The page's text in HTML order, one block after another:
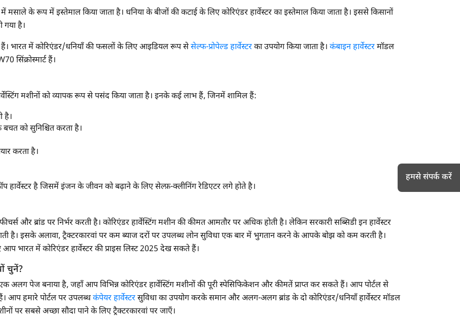
के रूप में इस्तेमाल किया जाता है। धनिया के बीजों की कटाई के लिए कोरिएंडर हार्वेस्टर का इस्तेमाल किया जाता है। इससे किसानों
गया है।
हैं। भारत में कोरिएंडर/धनियाँ की फसलों के लिए आइडियल रूप सेसेल्फ-प्रोपेल्ड हार्वेस्टरका उपयोग किया जाता है। कंबाइन हार्वेस्टरमॉडल
सिंक्रोस्मार्ट हैं।
मशीनों को व्यापक रूप से पसंद किया जाता है। इनके कई लाभ हैं, जिनमें शामिल हैं:
है।
को सुनिश्चित करता है।
करता है।
हार्वेस्टर है जिसमें इंजन के जीवन को बढ़ाने के लिए सेल्फ़-क्लीनिंग रेडिएटर लगे होते है।
और ब्रांड पर निर्भर करती है। कोरिएंडर हार्वेस्टिंग मशीन की कीमत आमतौर पर अधिक होती है। लेकिन सरकारी सब्सिडी इन हार्वेस्टर
है। इसके अलावा, ट्रैक्टरकारवां पर कम ब्याज दरों पर उपलब्ध लोन सुविधा एक बार में भुगतान करने के आपके बोझ को कम करती है।
भारत में कोरिएंडर हार्वेस्टर की प्राइस लिस्ट 2025 देख सकते हैं।
चुनें?
एक अलग पेज बनाया है, जहाँ आप विभिन्न कोरिएंडर हार्वेस्टिंग मशीनों की पूरी स्पेसिफिकेशन और कीमतें प्राप्त कर सकते हैं। आप पोर्टल से
आप हमारे पोर्टल पर उपलब्धकंपेयर हार्वेस्टरसुविधा का उपयोग करके समान और अलग-अलग ब्रांड के दो कोरिएंडर/धनियाँ हार्वेस्टर मॉडल
पर सबसे अच्छा सौदा पाने के लिए ट्रैक्टरकारवां पर जाएँ।
हमसे संपर्क करें
हम आपकी किस प्रकार सहायता कर सकते हैं?
पूछताछ के लिए
Privacy Policy. I authorize TVS Credit Services to share my Personal Data with
Third Parties for purposes outlined in Privacy Policy.